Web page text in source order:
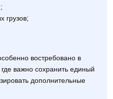
грузов;
востребовано в
важно сохранить единый
дополнительные